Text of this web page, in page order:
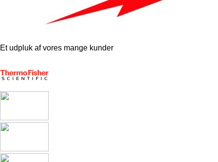
Et udpluk af vores mange kunder